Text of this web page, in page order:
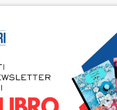
Spedizione in 24h per tutti i libri